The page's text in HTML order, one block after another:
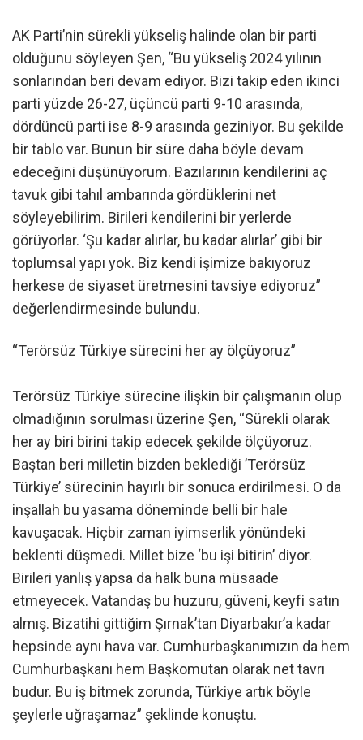
AK Parti’nin sürekli yükseliş halinde olan bir parti
olduğunu söyleyen Şen, “Bu yükseliş 2024 yılının
sonlarından beri devam ediyor. Bizi takip eden ikinci
parti yüzde 26-27, üçüncü parti 9-10 arasında,
dördüncü parti ise 8-9 arasında geziniyor. Bu şekilde
bir tablo var. Bunun bir süre daha böyle devam
edeceğini düşünüyorum. Bazılarının kendilerini aç
tavuk gibi tahıl ambarında gördüklerini net
söyleyebilirim. Birileri kendilerini bir yerlerde
görüyorlar. ‘Şu kadar alırlar, bu kadar alırlar’ gibi bir
toplumsal yapı yok. Biz kendi işimize bakıyoruz
herkese de siyaset üretmesini tavsiye ediyoruz”
değerlendirmesinde bulundu.
“Terörsüz Türkiye sürecini her ay ölçüyoruz”
Terörsüz Türkiye sürecine ilişkin bir çalışmanın olup
olmadığının sorulması üzerine Şen, “Sürekli olarak
her ay biri birini takip edecek şekilde ölçüyoruz.
Baştan beri milletin bizden beklediği ’Terörsüz
Türkiye’ sürecinin hayırlı bir sonuca erdirilmesi. O da
inşallah bu yasama döneminde belli bir hale
kavuşacak. Hiçbir zaman iyimserlik yönündeki
beklenti düşmedi. Millet bize ‘bu işi bitirin’ diyor.
Birileri yanlış yapsa da halk buna müsaade
etmeyecek. Vatandaş bu huzuru, güveni, keyfi satın
almış. Bizatihi gittiğim Şırnak’tan Diyarbakır’a kadar
hepsinde aynı hava var. Cumhurbaşkanımızın da hem
Cumhurbaşkanı hem Başkomutan olarak net tavrı
budur. Bu iş bitmek zorunda, Türkiye artık böyle
şeylerle uğraşamaz” şeklinde konuştu.